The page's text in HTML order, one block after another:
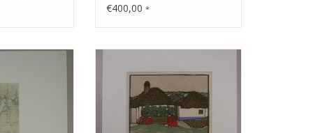
€400,00 *
ZUM WARENKORB HINZUFÜGEN